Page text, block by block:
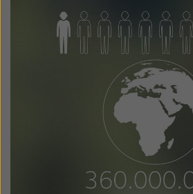
Schweiz Suisse
Sverige
United States
日本